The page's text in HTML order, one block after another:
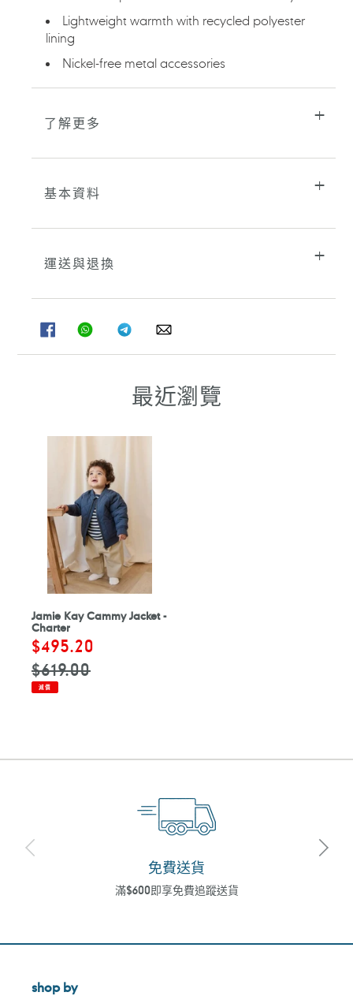
Lightweight warmth with recycled polyester
lining
Nickel-free metal accessories
了解更多
基本資料
運送與退換
FACEBOOK
分
享
WHATSAPPTELEGRAM
分
享
WHATSAPP
最近瀏覽
Jamie Kay Cammy Jacket -
Charter
售
價
$495.20
$619.00
減價
免費送貨
滿$600即享免費追蹤送貨
shop by